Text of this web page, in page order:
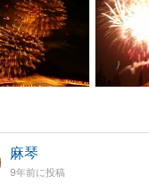
麻琴
9年前に投稿